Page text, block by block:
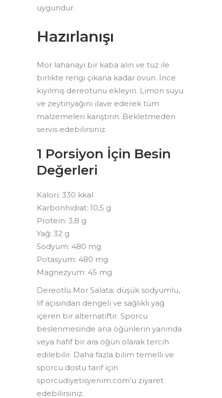
uygundur.
Hazırlanışı
Mor lahanayı bir kaba alın ve tuz ile
birlikte rengi çıkana kadar ovun. İnce
kıyılmış dereotunu ekleyin. Limon suyu
ve zeytinyağını ilave ederek tüm
malzemeleri karıştırın. Bekletmeden
servis edebilirsiniz.
1 Porsiyon İçin Besin
Değerleri
Kalori: 330 kkal
Karbonhidrat: 10,5 g
Protein: 3,8 g
Yağ: 32 g
Sodyum: 480 mg
Potasyum: 480 mg
Magnezyum: 45 mg
Dereotlu Mor Salata; düşük sodyumlu,
lif açısından dengeli ve sağlıklı yağ
içeren bir alternatiftir. Sporcu
beslenmesinde ana öğünlerin yanında
veya hafif bir ara öğün olarak tercih
edilebilir. Daha fazla bilim temelli ve
sporcu dostu tarif için
sporcudiyetisyenim.com’u ziyaret
edebilirsiniz.